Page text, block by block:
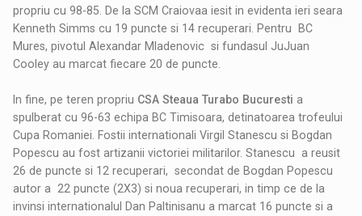
propriu cu 98-85. De la SCM Craiovaa iesit in evidenta ieri seara
Kenneth Simms cu 19 puncte si 14 recuperari. Pentru BC
Mures, pivotul Alexandar Mladenovic si fundasul JuJuan
Cooley au marcat fiecare 20 de puncte.
In fine, pe teren propriu CSA Steaua Turabo Bucurestia
spulberat cu 96-63 echipa BC Timisoara, detinatoarea trofeului
Cupa Romaniei. Fostii internationali Virgil Stanescu si Bogdan
Popescu au fost artizanii victoriei militarilor. Stanescu a reusit
26 de puncte si 12 recuperari, secondat de Bogdan Popescu
autor a 22 puncte (2X3) si noua recuperari, in timp ce de la
invinsi internationalul Dan Paltinisanu a marcat 16 puncte si a